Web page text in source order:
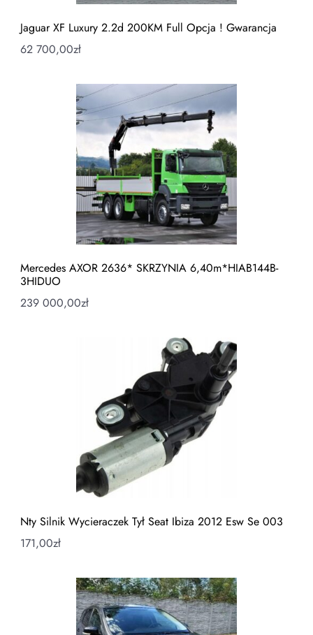
Jaguar XF Luxury 2.2d 200KM Full Opcja ! Gwarancja
62 700,00zł
Mercedes AXOR 2636* SKRZYNIA 6,40m*HIAB144B-
3HIDUO
239 000,00zł
Nty Silnik Wycieraczek Tył Seat Ibiza 2012 Esw Se 003
171,00zł